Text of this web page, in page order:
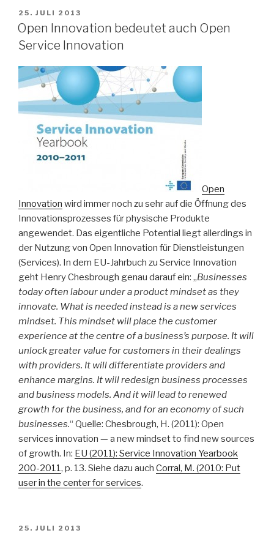
VERÖFFENTLICHT
AM
25. JULI 2013
Open Innovation bedeutet auch Open
Service Innovation
Open
Innovation wird immer noch zu sehr auf die Öffnung des
Innovationsprozesses für physische Produkte
angewendet. Das eigentliche Potential liegt allerdings in
der Nutzung von Open Innovation für Dienstleistungen
(Services). In dem EU-Jahrbuch zu Service Innovation
geht Henry Chesbrough genau darauf ein: „Businesses
today often labour under a product mindset as they
innovate. What is needed instead is a new services
mindset. This mindset will place the customer
experience at the centre of a business’s purpose. It will
unlock greater value for customers in their dealings
with providers. It will differentiate providers and
enhance margins. It will redesign business processes
and business models. And it will lead to renewed
growth for the business, and for an economy of such
businesses.“ Quelle: Chesbrough, H. (2011): Open
services innovation — a new mindset to find new sources
of growth. In: EU (2011): Service Innovation Yearbook
200-2011, p. 13. Siehe dazu auch Corral, M. (2010: Put
user in the center for services.
VERÖFFENTLICHT
25. JULI 2013